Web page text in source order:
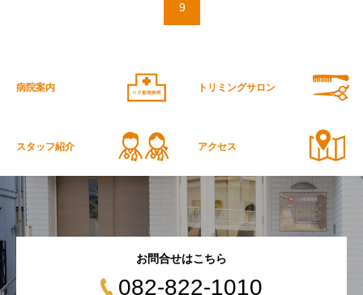
9
病院案内 トリミングサロン
スタッフ紹介 アクセス
お問合せはこちら
082-822-1010